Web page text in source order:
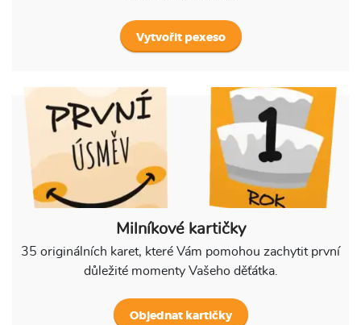
Vytvořit pexeso
Milníkové kartičky
35 originálních karet, které Vám pomohou zachytit první
důležité momenty Vašeho děťátka.
Objednat kartičky